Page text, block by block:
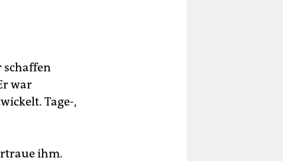
schaffen
war
Tage-,
ihm.